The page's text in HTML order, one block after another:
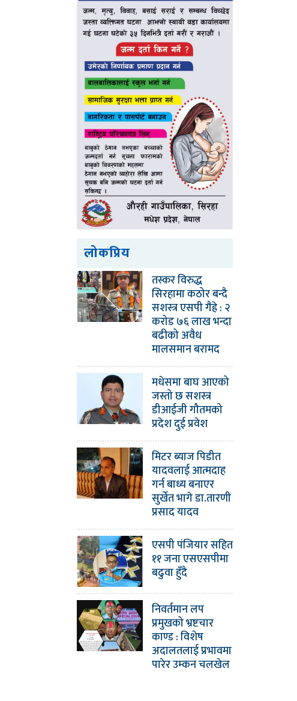
लोकप्रिय
तस्कर विरुद्ध
सिरहामा कठोर बन्दै
सशस्त्र एसपी गैह्रे : २
करोड ७६ लाख भन्दा
बढीको अवैध
मालसमान बरामद
मधेसमा बाघ आएको
जस्तो छ सशस्त्र
डीआईजी गौतमको
प्रदेश दुई प्रवेश
मिटर ब्याज पिडीत
यादवलाई आत्मदाह
गर्न बाध्य बनाएर
सुर्खेत भागे डा.तारणी
प्रसाद यादव
एसपी पंजियार सहित
११ जना एसएसपीमा
बढुवा हुँदै
निवर्तमान लप
प्रमुखको भ्रष्टचार
काण्ड : विशेष
अदालतलाई प्रभावमा
पारेर उम्कन चलखेल